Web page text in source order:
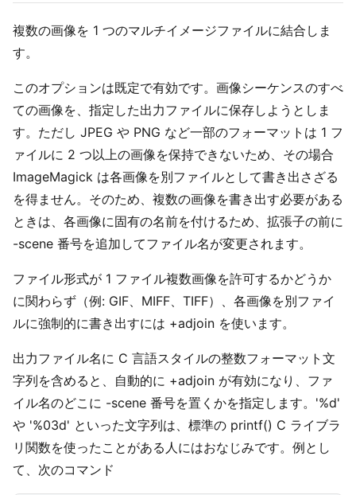
複数の画像を 1 つのマルチイメージファイルに結合しま
す。
このオプションは既定で有効です。画像シーケンスのすべ
ての画像を、指定した出力ファイルに保存しようとしま
す。ただし JPEG や PNG など一部のフォーマットは 1 フ
ァイルに 2 つ以上の画像を保持できないため、その場合
ImageMagick は各画像を別ファイルとして書き出さざる
を得ません。そのため、複数の画像を書き出す必要がある
ときは、各画像に固有の名前を付けるため、拡張子の前に
-scene 番号を追加してファイル名が変更されます。
ファイル形式が 1 ファイル複数画像を許可するかどうか
に関わらず（例: GIF、MIFF、TIFF）、各画像を別ファイ
ルに強制的に書き出すには +adjoin を使います。
出力ファイル名に C 言語スタイルの整数フォーマット文
字列を含めると、自動的に +adjoin が有効になり、ファ
イル名のどこに -scene 番号を置くかを指定します。'%d'
や '%03d' といった文字列は、標準の printf() C ライブラ
リ関数を使ったことがある人にはおなじみです。例とし
て、次のコマンド